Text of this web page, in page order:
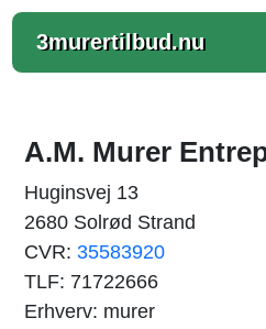
3murertilbud.nu
A.M. Murer
Huginsvej 13
2680 Solrød Strand
CVR: 35583920
TLF: 71722666
Erhverv: murer